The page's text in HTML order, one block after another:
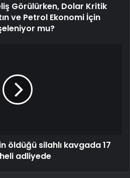
Görülürken, Dolar Kritik
ve Petrol Ekonomi İçin
mu?
öldüğü silahlı kavgada 17
adliyede